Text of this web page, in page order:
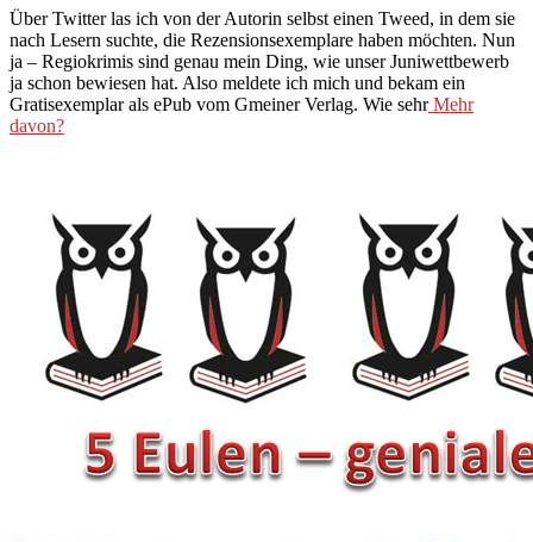
Über Twitter las ich von der Autorin selbst einen Tweed, in dem sie
nach Lesern suchte, die Rezensionsexemplare haben möchten. Nun
ja – Regiokrimis sind genau mein Ding, wie unser Juniwettbewerb
ja schon bewiesen hat. Also meldete ich mich und bekam ein
Gratisexemplar als ePub vom Gmeiner Verlag. Wie sehrMehr
davon?